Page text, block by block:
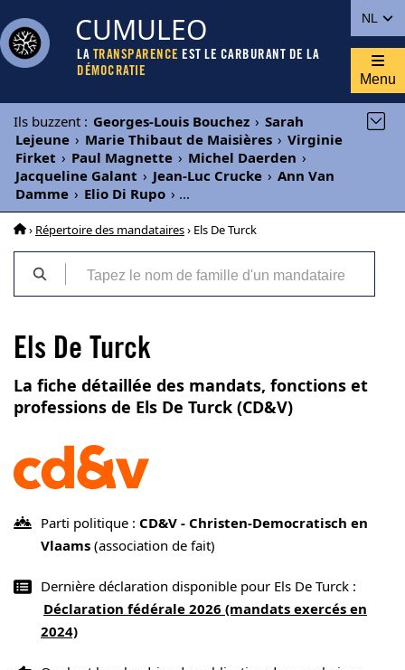
NL
CUMULEO
LA TRANSPARENCE EST LE CARBURANT DE LA
DÉMOCRATIE
Menu
Ils buzzent : Georges-Louis Bouchez › Sarah
Lejeune › Marie Thibaut de Maisières › Virginie
Firket › Paul Magnette › Michel Daerden ›
Jacqueline Galant › Jean-Luc Crucke › Ann Van
Damme › Elio Di Rupo › ...
› Répertoire des mandataires› Els De Turck
Els De Turck
La fiche détaillée des mandats, fonctions et
professions de Els De Turck (CD&V)
Parti politique : CD&V - Christen-Democratisch en
Vlaams (association de fait)
Dernière déclaration disponible pour Els De Turck :
Déclaration fédérale 2026 (mandats exercés en
2024)